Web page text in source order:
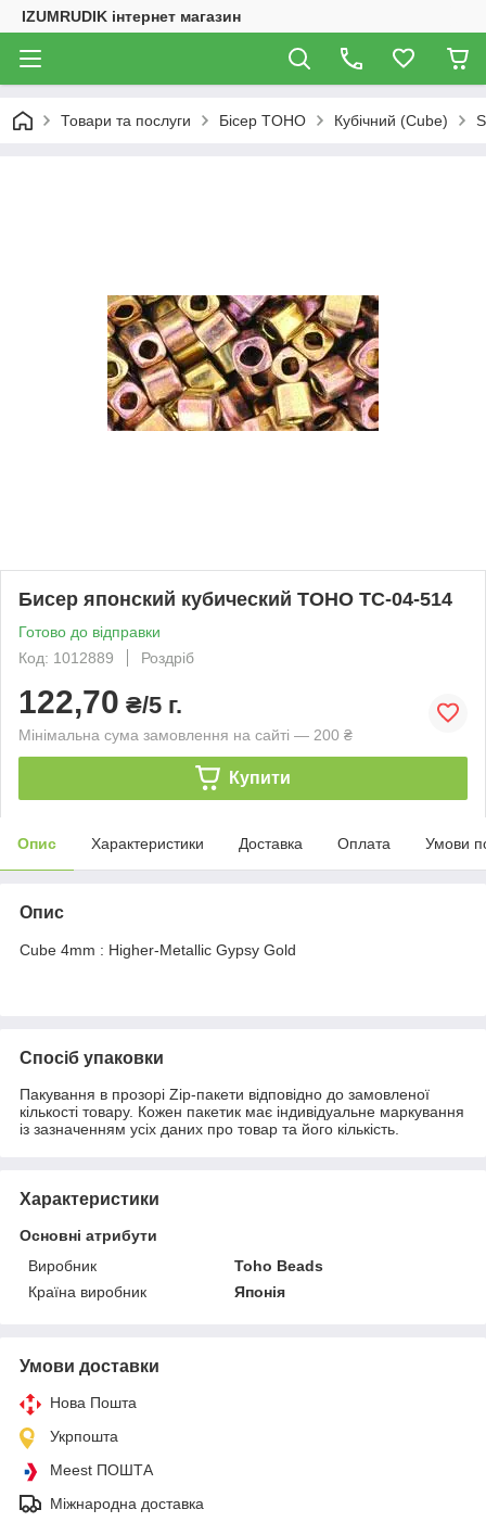
IZUMRUDIK інтернет магазин
Товари та послуги Бісер TOHO Кубічний (Cube)
Бисер японский кубический TOHO TC-04-514
Готово до відправки
Код: 1012889
Роздріб
122,70 ₴/5 г.
Мінімальна сума замовлення на сайті — 200 ₴
Купити
Опис Характеристики Доставка Оплата Умови
Опис
Cube 4mm : Higher-Metallic Gypsy Gold
Спосіб упаковки
Пакування в прозорі Zip-пакети відповідно до замовленої
кількості товару. Кожен пакетик має індивідуальне маркування
із зазначенням усіх даних про товар та його кількість.
Характеристики
Основні атрибути
Виробник
Toho Beads
Країна виробник
Японія
Умови доставки
Нова Пошта
Укрпошта
Meest ПОШТА
Міжнародна доставка